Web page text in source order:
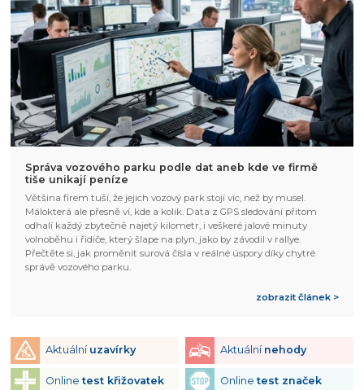
Správa vozového parku podle dat aneb kde ve firmě
tiše unikají peníze
Většina firem tuší, že jejich vozový park stojí víc, než by musel.
Málokterá ale přesně ví, kde a kolik. Data z GPS sledování přitom
odhalí každý zbytečně najetý kilometr, i veškeré jalové minuty
volnoběhu i řidiče, který šlape na plyn, jako by závodil v rallye.
Přečtěte si, jak proměnit surová čísla v reálné úspory díky chytré
správě vozového parku.
zobrazit článek >
Aktuální uzavírky Aktuální nehody
Onlinetest křižovatek Onlinetest značek